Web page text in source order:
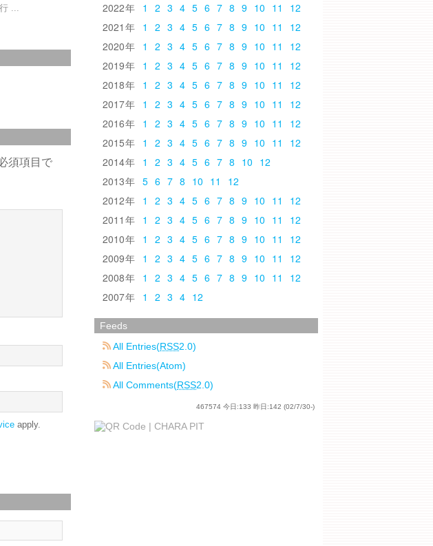
...
須項目で
apply.
2022
1 2 3 4 5 6 7 8 9 10 11
12
2021
1 2 3 4 5 6 7 8 9 10 11
12
2020
1 2 3 4 5 6 7 8 9 10 11
12
2019
1 2 3 4 5 6 7 8 9 10 11
12
2018
1 2 3 4 5 6 7 8 9 10 11
12
2017
1 2 3 4 5 6 7 8 9 10 11
12
2016
1 2 3 4 5 6 7 8 9 10 11
12
2015
1 2 3 4 5 6 7 8 9 10 11
12
2014
1 2 3 4 5 6 7 8 10 12
2013
5 6 7 8 10 11
12
2012
1 2 3 4 5 6 7 8 9 10 11
12
2011
1 2 3 4 5 6 7 8 9 10 11
12
2010
1 2 3 4 5 6 7 8 9 10 11
12
2009
1 2 3 4 5 6 7 8 9 10 11
12
2008
1 2 3 4 5 6 7 8 9 10 11
12
2007
1 2 3 4 12
Feeds
All Entries(RSS2.0)
All Entries(Atom)
All Comments(RSS2.0)
467574 今日:133 昨日:142 (02/7/30-)